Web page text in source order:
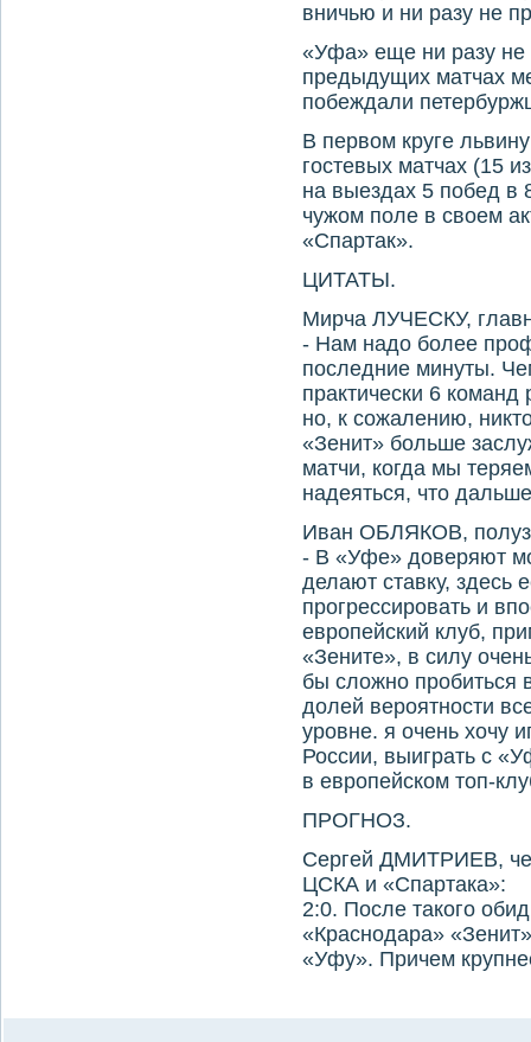
вничью и ни разу не
«Уфа» еще ни разу не
предыдущих матчах
побеждали
В первом круге
гостевых матчах (15
на выездах 5 побед в
чужом поле в своем
«Спартак».
ЦИТАТЫ.
Мирча ЛУЧЕСКУ,
- Нам надо более
последние минуты.
практически 6 команд
но, к сожалению,
«Зенит» больше
матчи, когда мы
надеяться, что
Иван ОБЛЯКОВ,
- В «Уфе» доверяют
делают ставку, здесь
прогрессировать и
европейский клуб,
«Зените», в силу
бы сложно пробиться
долей вероятности
уровне. я очень хочу
России, выиграть с
в европейском топ-
ПРОГНОЗ.
Сергей ДМИТРИЕВ,
ЦСКА и «Спартака»:
2:0. После такого
«Краснодара»
«Уфу». Причем